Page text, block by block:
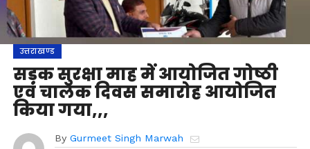
उत्तराखण्ड
सड़क सुरक्षा माह में आयोजित गोष्ठी
एवं चालक दिवस समारोह आयोजित
किया गया,,,
By Gurmeet Singh Marwah